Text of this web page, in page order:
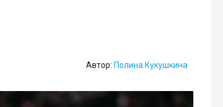
Автор: Полина Кукушкина